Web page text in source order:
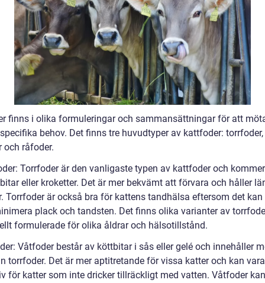
finns i olika formuleringar och sammansättningar för att
behov. Det finns tre huvudtyper av kattfoder: torrfoder,
och råfoder.
Torrfoder är den vanligaste typen av kattfoder och
eller kroketter. Det är mer bekvämt att förvara och håller
Torrfoder är också bra för kattens tandhälsa eftersom det
plack och tandsten. Det finns olika varianter av
formulerade för olika åldrar och hälsotillstånd.
Våtfoder består av köttbitar i sås eller gelé och innehåller
torrfoder. Det är mer aptitretande för vissa katter och kan
för katter som inte dricker tillräckligt med vatten. Våtfoder